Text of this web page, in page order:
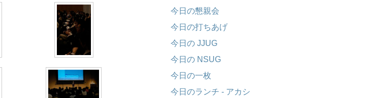
今日の懇親会
今日の打ちあげ
今日の JJUG
今日の NSUG
今日の一枚
今日のランチ - アカシ